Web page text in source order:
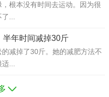
根本没有时间去运动。因为很
...
半年时间减掉30斤
减掉了30斤。她的减肥方法不
...